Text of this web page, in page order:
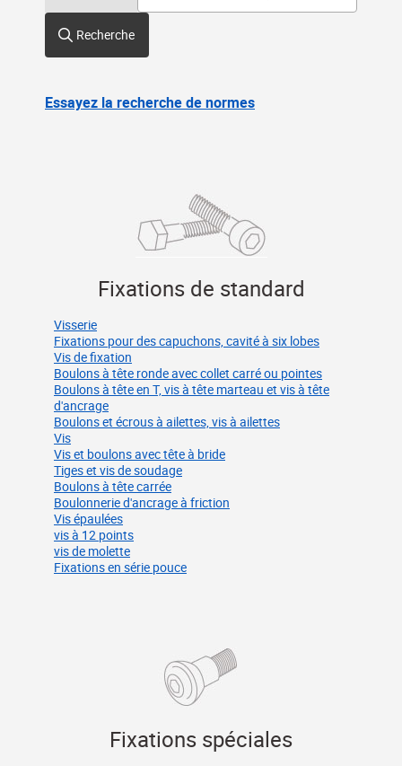
Recherche
Essayez la recherche de normes
Fixations de standard
Visserie
Fixations pour des capuchons, cavité à six lobes
Vis de fixation
Boulons à tête ronde avec collet carré ou pointes
Boulons à tête en T, vis à tête marteau et vis à tête
d'ancrage
Boulons et écrous à ailettes, vis à ailettes
Vis
Vis et boulons avec tête à bride
Tiges et vis de soudage
Boulons à tête carrée
Boulonnerie d'ancrage à friction
Vis épaulées
vis à 12 points
vis de molette
Fixations en série pouce
Fixations spéciales